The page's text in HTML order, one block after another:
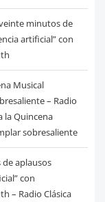
minutos de
artificial” con
Musical
– Radio
la Quincena
sobresaliente
aplausos
con
– Radio Clásica